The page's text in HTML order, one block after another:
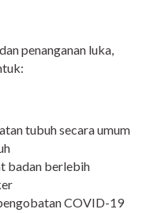
penanganan luka,
tubuh secara umum
badan berlebih
COVID-19